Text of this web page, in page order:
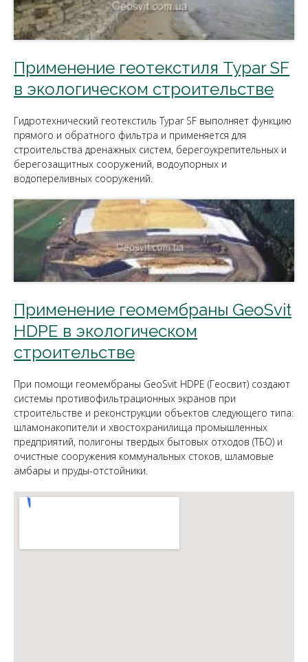
Применение геотекстиля Typar SF
в экологическом строительстве
Гидротехнический геотекстиль Typar SF выполняет функцию
прямого и обратного фильтра и применяется для
строительства дренажных систем, берегоукрепительных и
берегозащитных сооружений, водоупорных и
водопереливных сооружений.
Применение геомембраны GeoSvit
HDPE в экологическом
строительстве
При помощи геомембраны GeoSvit HDPE (Геосвит) создают
системы противофильтрационных экранов при
строительстве и реконструкции объектов следующего типа:
шламонакопители и хвостохранилища промышленных
предприятий, полигоны твердых бытовых отходов (ТБО) и
очистные сооружения коммунальных стоков, шламовые
амбары и пруды-отстойники.